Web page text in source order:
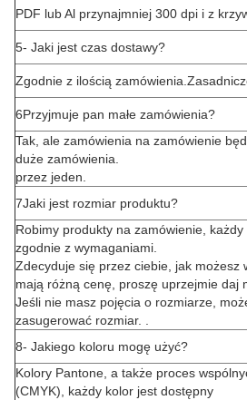
PDF lub Al przynajmniej 300 dpi i z
5- Jaki jest czas dostawy?
Zgodnie z ilością
6Przyjmuje pan małe zamówienia?
Tak, ale zamówienia na zamówienie
duże zamówienia.
przez jeden.
7Jaki jest rozmiar produktu?
Robimy produkty na zamówienie,
zgodnie z wymaganiami.
Zdecyduje się przez ciebie, jak możesz
mają różną cenę, proszę uprzejmie daj
Jeśli nie masz pojęcia o rozmiarze,
zasugerować rozmiar. .
8- Jakiego koloru mogę użyć?
Kolory Pantone, a także proces
(CMYK), każdy kolor jest dostępny